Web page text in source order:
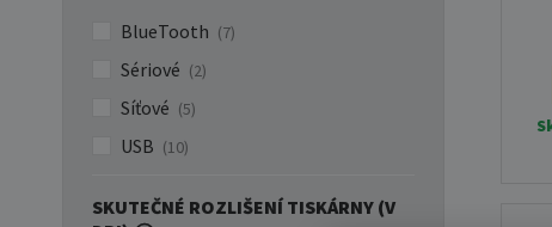
BlueTooth (7)
Sériové (2)
Síťové (5)
USB (10)
SKUTEČNÉ ROZLIŠENÍ TISKÁRNY (V